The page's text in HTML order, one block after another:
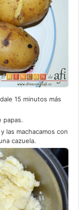
15 minutos más
papas.
las machacamos con
cazuela.